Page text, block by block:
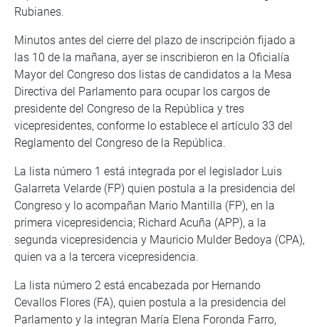
Rubianes.
Minutos antes del cierre del plazo de inscripción fijado a
las 10 de la mañana, ayer se inscribieron en la Oficialía
Mayor del Congreso dos listas de candidatos a la Mesa
Directiva del Parlamento para ocupar los cargos de
presidente del Congreso de la República y tres
vicepresidentes, conforme lo establece el artículo 33 del
Reglamento del Congreso de la República.
La lista número 1 está integrada por el legislador Luis
Galarreta Velarde (FP) quien postula a la presidencia del
Congreso y lo acompañan Mario Mantilla (FP), en la
primera vicepresidencia; Richard Acuña (APP), a la
segunda vicepresidencia y Mauricio Mulder Bedoya (CPA),
quien va a la tercera vicepresidencia.
La lista número 2 está encabezada por Hernando
Cevallos Flores (FA), quien postula a la presidencia del
Parlamento y la integran María Elena Foronda Farro,